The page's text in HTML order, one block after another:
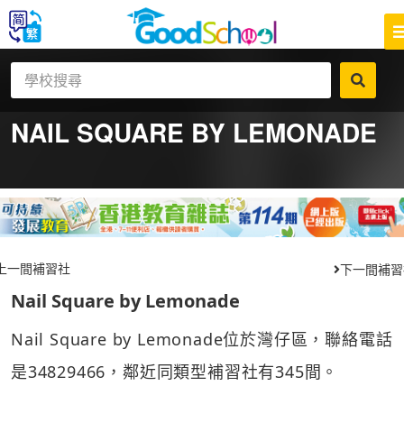
NAIL SQUARE BY LEMONADE
一間補習社 下一間補
Nail Square by Lemonade
Nail Square by Lemonade位於灣仔區，聯絡電話
是34829466，鄰近同類型補習社有345間。